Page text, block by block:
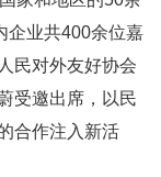
企业共400余位嘉
民对外友好协会
受邀出席，以民
合作注入新活